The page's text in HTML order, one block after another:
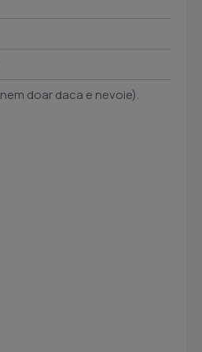
doar daca e nevoie).